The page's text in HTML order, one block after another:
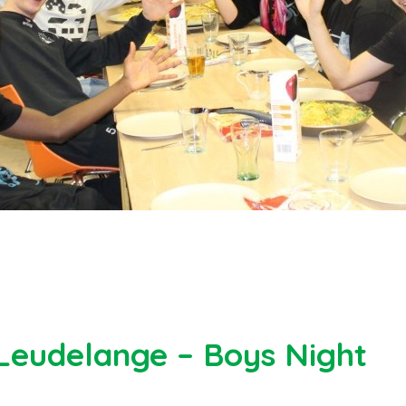
– Boys Night